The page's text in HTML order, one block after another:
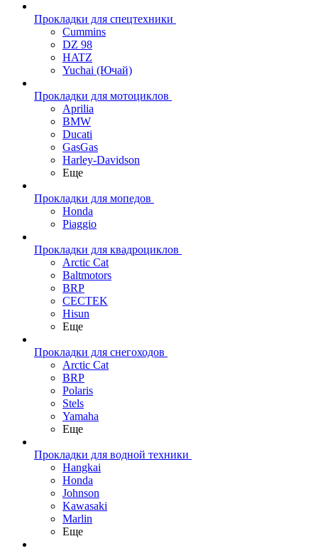
Прокладки для спецтехники
Cummins
DZ 98
HATZ
Yuchai (Ючай)
Прокладки для мотоциклов
Aprilia
BMW
Ducati
GasGas
Harley-Davidson
Еще
Прокладки для мопедов
Honda
Piaggio
Прокладки для квадроциклов
Arctic Cat
Baltmotors
BRP
CECTEK
Hisun
Еще
Прокладки для снегоходов
Arctic Cat
BRP
Polaris
Stels
Yamaha
Еще
Прокладки для водной техники
Hangkai
Honda
Johnson
Kawasaki
Marlin
Еще